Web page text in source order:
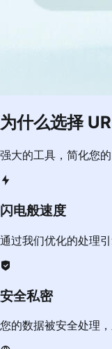
为什么选择
强大的工具，简化您
闪电般速度
通过我们优化的处理
安全私密
您的数据被安全处理